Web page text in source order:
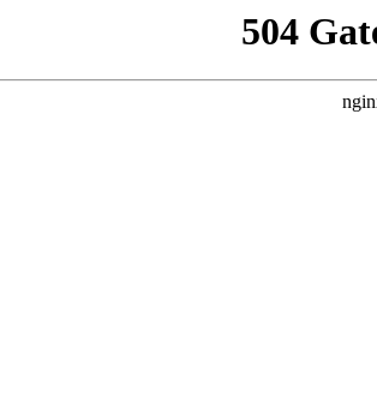
504